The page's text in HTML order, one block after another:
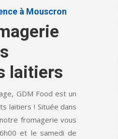
à Mouscron
laitiers
GDM Food est un
laitiers ! Située dans
fromagerie vous
et le samedi de